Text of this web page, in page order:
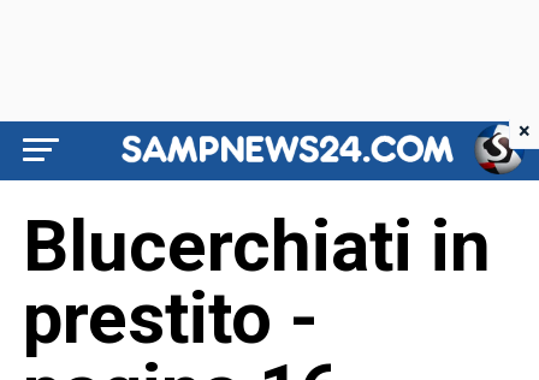
Blucerchiati in
prestito -
×